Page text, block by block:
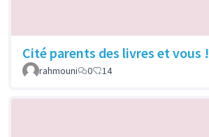
Cité parents des livres et vous !
rahmouni
0 14